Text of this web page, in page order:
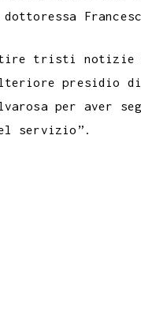
tristi notizie
ulteriore presidio
per aver
servizio”.